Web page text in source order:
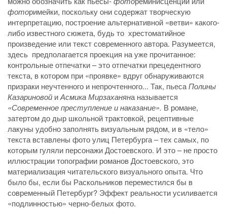
фоторимейки, поскольку они содержат творческую
интерпретацию, построение альтернативной «ветви» какого-
либо известного сюжета, будь то хрестоматийное
произведение или текст современного автора. Разумеется,
здесь предполагается проекция на уже прочитанное:
контрольные отпечатки – это отпечатки прецедентного
текста, в котором при «проявке» вдруг обнаруживаются
призраки неучтенного и непрочтенного... Так, пьесаПолины
Казариновой иАсмика Мирзаханяна называется
«Современное преступление и наказание». В романе,
затертом до дыр школьной трактовкой, рецептивные
лакуны удобно заполнять визуальным рядом, и в «тело»
текста вставлены фото улиц Петербурга – тех самых, по
которым гуляли персонажи Достоевского. И это – не просто
иллюстрации топографии романов Достоевского, это
материализация читательского визуального опыта. Что
было бы, если бы Раскольников переместился бы в
современный Петербург? Эффект реальности усиливается
«подлинностью» черно-белых фото.